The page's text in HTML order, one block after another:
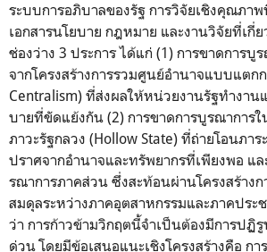
ระบบการอภิบาลของรัฐ การวิจัยเชิงคุณภา
เอกสารนโยบาย กฎหมาย และงานวิจัยที่เกี่
ช่องว่าง 3 ประการ ได้แก่ (1) การขาดการบู
จากโครงสร้างการรวมศูนย์อำนาจแบบแตกก
Centralism) ที่ส่งผลให้หน่วยงานรัฐทำงาน
บายที่ขัดแย้งกัน (2) การขาดการบูรณาการ
ภาวะรัฐกลวง (Hollow State) ที่ถ่ายโอนภาร
ปราศจากอำนาจและทรัพยากรที่เพียงพอ แ
รณาการภาคส่วน ซึ่งสะท้อนผ่านโครงสร้างก
สมดุลระหว่างภาคอุตสาหกรรมและภาคประ
ว่า การก้าวข้ามวิกฤตนี้จำเป็นต้องมีการปฏิ
ด่วน โดยมีข้อเสนอแนะเชิงโครงสร้างคือ กา